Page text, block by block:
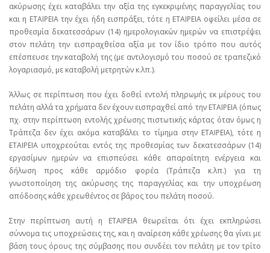
ακύρωσης έχει καταβάλει την αξία της εγκεκριμένης παραγγελίας του
και η ΕΤΑΙΡΕΙΑ την έχει ήδη εισπράξει, τότε η ΕΤΑΙΡΕΙΑ οφείλει μέσα σε
προθεσμία δεκατεσσάρων (14) ημερολογιακών ημερών να επιστρέψει
στον πελάτη την εισπραχθείσα αξία με τον ίδιο τρόπο που αυτός
επέσπευσε την καταβολή της (με αντιλογισμό του ποσού σε τραπεζικό
λογαριασμό, με καταβολή μετρητών κ.λπ.).
Άλλως σε περίπτωση που έχει δοθεί εντολή πληρωμής εκ μέρους του
πελάτη αλλά τα χρήματα δεν έχουν εισπραχθεί από την ΕΤΑΙΡΕΙΑ (όπως
πχ. στην περίπτωση εντολής χρέωσης πιστωτικής κάρτας όταν όμως η
Τράπεζα δεν έχει ακόμα καταβάλει το τίμημα στην ΕΤΑΙΡΕΙΑ), τότε η
ΕΤΑΙΡΕΙΑ υποχρεούται εντός της προθεσμίας των δεκατεσσάρων (14)
εργασίμων ημερών να επισπεύσει κάθε απαραίτητη ενέργεια και
δήλωση προς κάθε αρμόδιο φορέα (Τράπεζα κ.λπ.) για τη
γνωστοποίηση της ακύρωσης της παραγγελίας και την υποχρέωση
απόδοσης κάθε χρεωθέντος σε βάρος του πελάτη ποσού.
Στην περίπτωση αυτή η ΕΤΑΙΡΕΙΑ θεωρείται ότι έχει εκπληρώσει
σύννομα τις υποχρεώσεις της, και η αναίρεση κάθε χρέωσης θα γίνει με
βάση τους όρους της σύμβασης που συνδέει τον πελάτη με τον τρίτο